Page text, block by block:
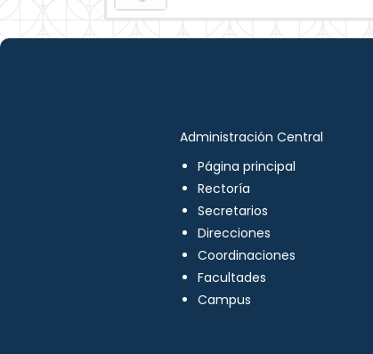
Administración Central
Página principal
Rectoría
Secretarios
Direcciones
Coordinaciones
Facultades
Campus